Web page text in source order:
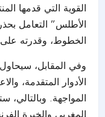
القوية التي قدمها
الأطلس” التعامل
الخطوط، وقدرته
وفي المقابل،
الأدوار المتقدمة،
المواجهة. وبالتالي،